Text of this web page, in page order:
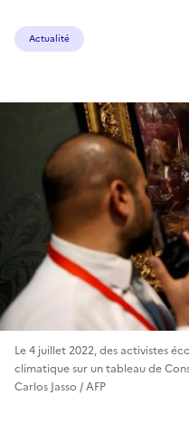
Actualité
Le 4 juillet 2022, des activistes
climatique sur un tableau de
Carlos Jasso / AFP